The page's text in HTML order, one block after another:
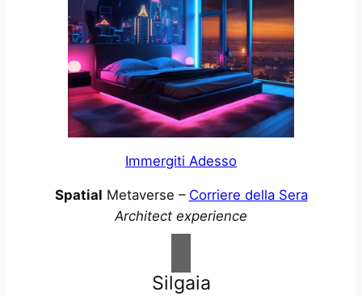
Immergiti Adesso
Spatial Metaverse – Corriere della Sera
Architect experience
Silgaia